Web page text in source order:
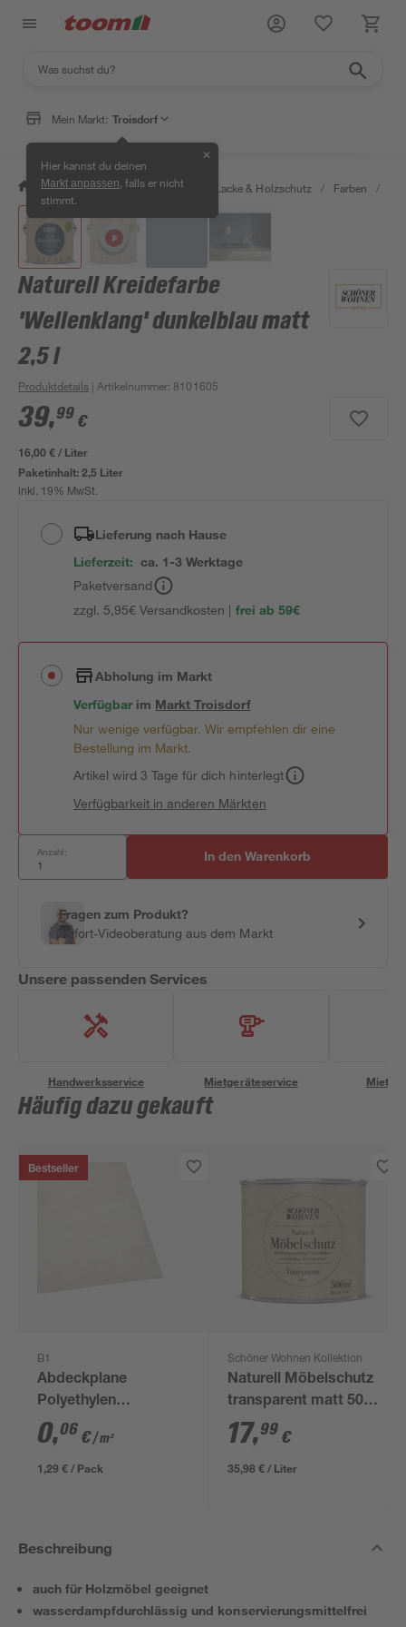
Mein Markt: Troisdorf
Hier kannst du deinen
Markt anpassen , falls er nicht
stimmt.
✕
/ Bauen & Renovieren / Farben, Lacke & Holzschutz / Farben /
Naturell Kreidefarbe
'Wellenklang' dunkelblau matt
2,5 l
Produktdetails | Artikelnummer: 8101605
39,99 €
16,00 € / Liter
Paketinhalt:2,5 Liter
inkl. 19% MwSt.
Lieferung nach Hause
Lieferzeit: ca. 1-3 Werktage
Paketversand
zzgl. 5,95€ Versandkosten | frei ab 59€
Abholung im Markt
Verfügbar im MarktTroisdorf
Nur wenige verfügbar. Wir empfehlen dir eine
Bestellung im Markt.
Artikel wird 3 Tage für dich hinterlegt
Verfügbarkeit in anderen Märkten
Anzahl: In den Warenkorb
Fragen zum Produkt?
Sofort-Videoberatung aus dem Markt
Unsere passenden Services
Handwerksservice Mietgeräteservice
Häufig dazu gekauft
Bestseller
B1
Abdeckplane
Polyethylen
transparent 4 x 5 m
0,06 €/ m²
1,29 € / Pack
Schöner Wohnen Kollektion
Naturell Möbelschutz
transparent matt 500
ml
17,99 €
35,98 € / Liter
Beschreibung
auch für Holzmöbel geeignet
wasserdampfdurchlässig und konservierungsmittelfrei